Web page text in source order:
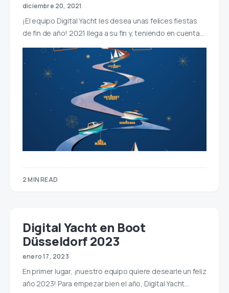
diciembre 20, 2021
¡El equipo Digital Yacht les desea unas felices fiestas
de fin de año! 2021 llega a su fin y, teniendo en cuenta…
2 MIN READ
Digital Yacht en Boot
Düsseldorf 2023
enero 17, 2023
En primer lugar, ¡nuestro equipo quiere desearle un feliz
año 2023! Para empezar bien el año, Digital Yacht…